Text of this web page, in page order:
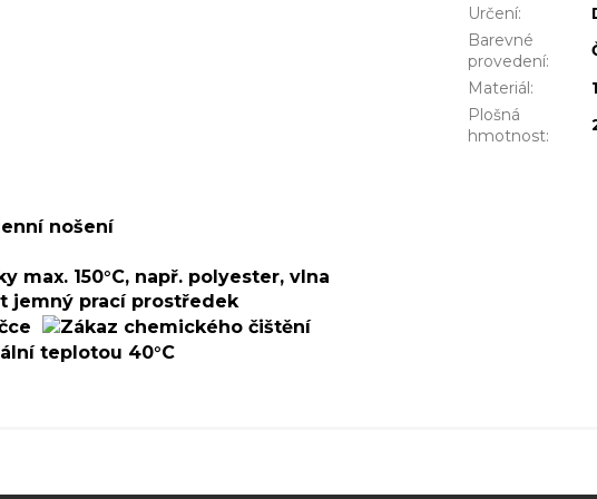
nošení
Určení:
Barevné
provedení:
Materiál:
Plošná
hmotnost: